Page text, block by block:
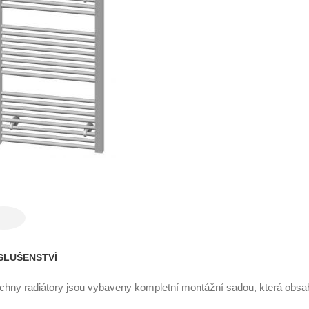
radiátory jsou vybaveny kompletní montážní sadou, která